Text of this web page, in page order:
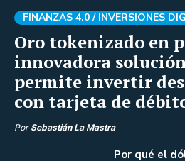
Oro tokenizado en
innovadora
permite invertir
con tarjeta de
FINANZAS 4.0 / INVERSIONES
Por Sebastián La Mastra
Por qué el